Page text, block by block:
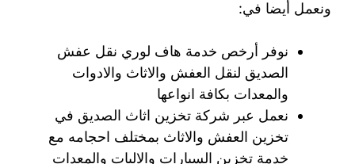
ونعمل أيضا في:
نوفر أرخص خدمة هاف لوري نقل عفش
الصديق لنقل العفش والاثاث والادوات
والمعدات بكافة انواعها
نعمل عبر شركة تخزين اثاث الصديق في
تخزين العفش والاثاث بمختلف احجامه مع
خدمة تخزين السيارات والاليات والمعدات